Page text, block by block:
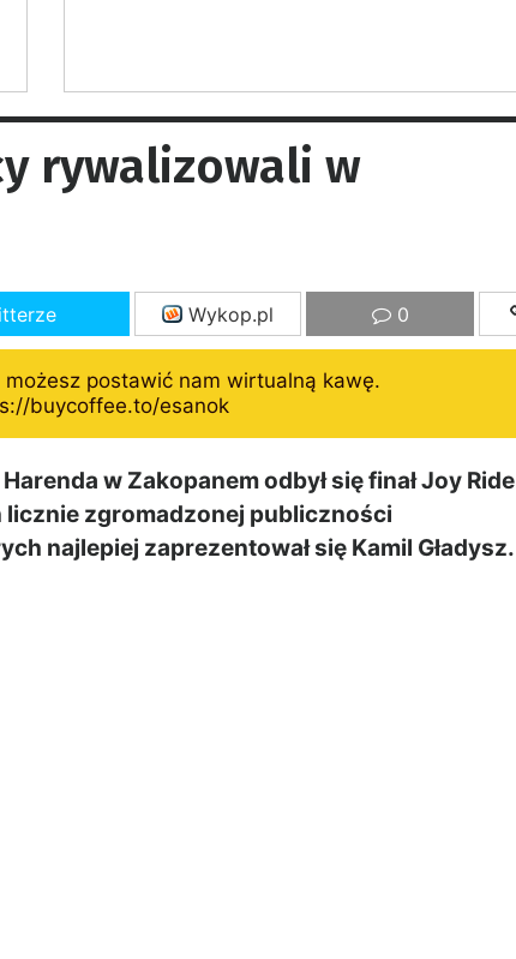
rywalizowali w
Wykop.pl 0
możesz postawić nam wirtualną kawę.
buycoffee.to/esanok
w Zakopanem odbył się finał Joy Ride
licznie zgromadzonej publiczności
najlepiej zaprezentował się Kamil Gładysz.